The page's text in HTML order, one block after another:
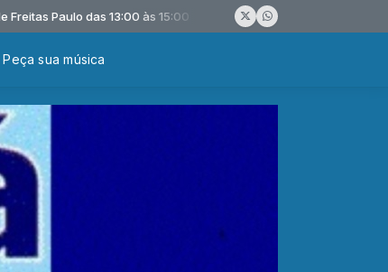
Paulo das 13:00 às 15:00
Peça sua música